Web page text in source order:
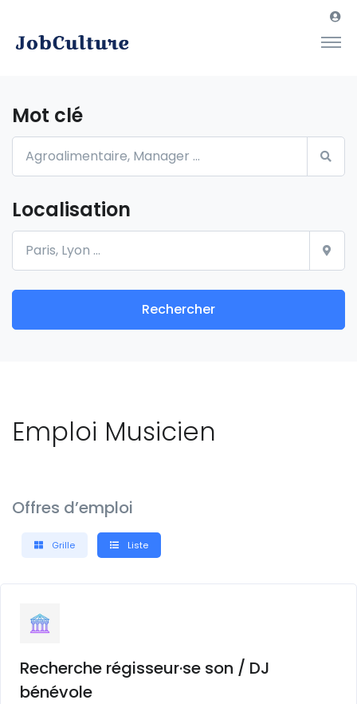
Mot clé
Localisation
Rechercher
Emploi Musicien
Offres d’emploi
Grille Liste
Recherche régisseur·se son / DJ
bénévole